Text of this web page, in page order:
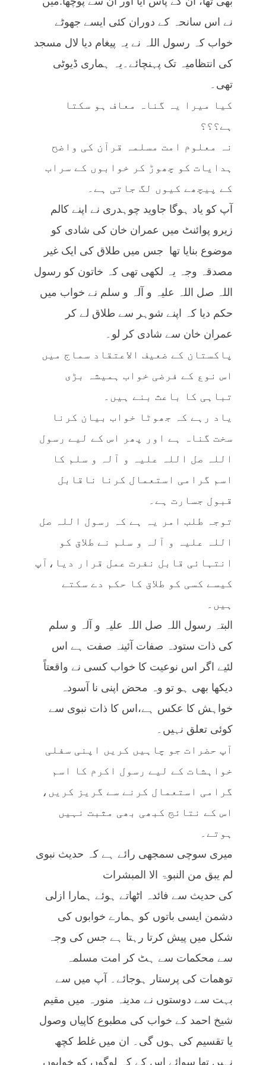
نے اس سانحہ کے دوران کئی ایسے جھوٹے
خواب کہ رسول اللہ نے یہ پیغام دیا لال مسجد
کی انتظامیہ تک پہنچائے۔یہ ہماری ڈیوٹی
تھی۔
کیا میرا یہ گناہ معاف ہو سکتا
ہے؟؟؟
نہ معلوم امت مسلمہ قرآن کی واضح
ہدایات کو چھوڑ کر خوابوں کے سراب
کے پیچھے کیوں لگ جاتی ہے۔
آپ کو یاد ہوگا جاوید چوہدری نے اپنے کالم
زیرو پوائنٹ میں عمران خان کی شادی کو
موضوع بنایا تھا جس میں طلاق کی ایک غیر
مصدقہ وجہ یہ لکھی تھی کہ خاتون کو رسول
اللہ صل اللہ علیہ و آلہ و سلم نے خواب میں
حکم دیا کہ اپنے شوہر سے طلاق لے کر
عمران خان سے شادی کر لو۔
پاکستان کے ضعیف الاعتقاد سماج میں
اس نوع کے فرضی خواب ہمیشہ بڑی
تباہی کا باعث بنے ہیں۔
یاد رہے کہ جھوٹا خواب بیان کرنا
سخت گناہ ہے اور پھر اس کے لیے رسول
اللہ صل اللہ علیہ و آلہ و سلم کا
اسم گرامی استعمال کرنا ناقابل
قبول جسارت ہے۔
توجہ طلب امر یہ ہے کہ رسول اللہ صل
اللہ علیہ و آلہ و سلم نے طلاق کو
انتہائی قابل نفرت عمل قرار دیا،آپ
کیسے کسی کو طلاق کا حکم دے سکتے
ہیں۔
البتہ رسول اللہ صل اللہ علیہ و آلہ و سلم
کی ذات ستودہ صفات آئینہ صفت ہے اس
لئیے اگر اس نوعیت کا خواب کسی نے واقعتاً
دیکھا بھی ہو تو وہ محض اپنی نا آسودہ
خواہش کا عکس ہے،اس کا ذات نبوی سے
کوئی تعلق نہیں۔
آپ حضرات جو چاہیں کریں اپنی سفلی
خواہشات کے لیے رسول اکرم کا اسم
گرامی استعمال کرنے سے گریز کریں،
اس کے نتائج کبھی بھی مثبت نہیں
ہوتے۔
میری سوچی سمجھی رائے ہے کہ حدیث نبوی
لم یبق من النبوۃ الا المبشرات
کی حدیث سے فائدہ اٹھاتے ہوئے ہمارا ازلی
دشمن ایسی باتوں کو ہمارے خوابوں کی
شکل میں پیش کرتا رہتا ہے جس کی وجہ
سے محکمات سے ہٹ کر امت مسلمہ
توھمات کی پرستار ہوجائے۔ آپ میں سے
بہت سے دوستوں نے مدینہ منورہ میں مقیم
شیخ احمد کے خواب کی مطبوع کاپیاں وصول
یا تقسیم کی ہوں گی۔ ان میں غلط کچھ
نہیں تھا سوائے اس کے کہ لوگوں کو خوابوں